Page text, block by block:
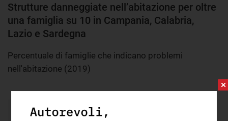
Strutture danneggiate nell’abitazione per oltre
una famiglia su 10 in Campania, Calabria,
Lazio e Sardegna
Percentuale di famiglie che indicano problemi
nell'abitazione (2019)